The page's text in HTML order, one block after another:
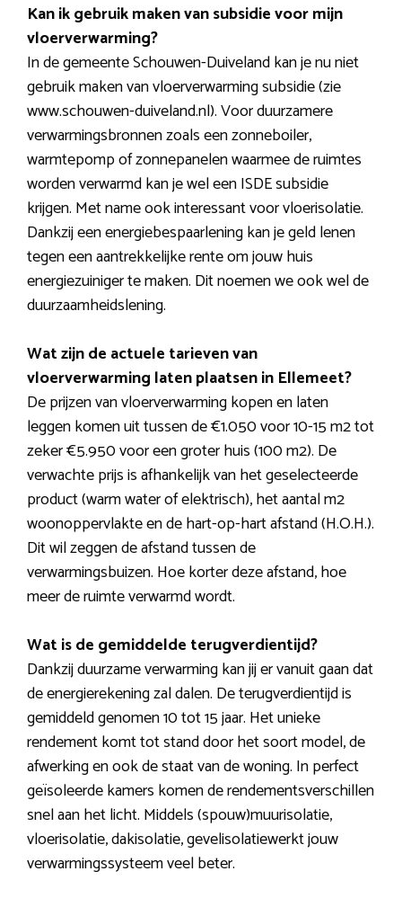
Kan ik gebruik maken van subsidie voor mijn
vloerverwarming?
In de gemeente Schouwen-Duiveland kan je nu niet
gebruik maken van vloerverwarming subsidie (zie
www.schouwen-duiveland.nl). Voor duurzamere
verwarmingsbronnen zoals een zonneboiler,
warmtepomp of zonnepanelen waarmee de ruimtes
worden verwarmd kan je wel een ISDE subsidie
krijgen. Met name ook interessant voor vloerisolatie.
Dankzij een energiebespaarlening kan je geld lenen
tegen een aantrekkelijke rente om jouw huis
energiezuiniger te maken. Dit noemen we ook wel de
duurzaamheidslening.
Wat zijn de actuele tarieven van
vloerverwarming laten plaatsen in Ellemeet?
De prijzen van vloerverwarming kopen en laten
leggen komen uit tussen de €1.050 voor 10-15 m2 tot
zeker €5.950 voor een groter huis (100 m2). De
verwachte prijs is afhankelijk van het geselecteerde
product (warm water of elektrisch), het aantal m2
woonoppervlakte en de hart-op-hart afstand (H.O.H.).
Dit wil zeggen de afstand tussen de
verwarmingsbuizen. Hoe korter deze afstand, hoe
meer de ruimte verwarmd wordt.
Wat is de gemiddelde terugverdientijd?
Dankzij duurzame verwarming kan jij er vanuit gaan dat
de energierekening zal dalen. De terugverdientijd is
gemiddeld genomen 10 tot 15 jaar. Het unieke
rendement komt tot stand door het soort model, de
afwerking en ook de staat van de woning. In perfect
geïsoleerde kamers komen de rendementsverschillen
snel aan het licht. Middels (spouw)muurisolatie,
vloerisolatie, dakisolatie, gevelisolatiewerkt jouw
verwarmingssysteem veel beter.